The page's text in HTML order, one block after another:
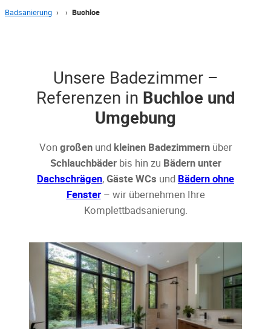
Badsanierung › › Buchloe
Unsere Badezimmer –
Referenzen in Buchloe und
Umgebung
Von großenund kleinen Badezimmernüber
Schlauchbäderbis hin zu Bädern unter
Dachschrägen,Gäste WCs und Bädern ohne
Fenster– wir übernehmen Ihre
Komplettbadsanierung.